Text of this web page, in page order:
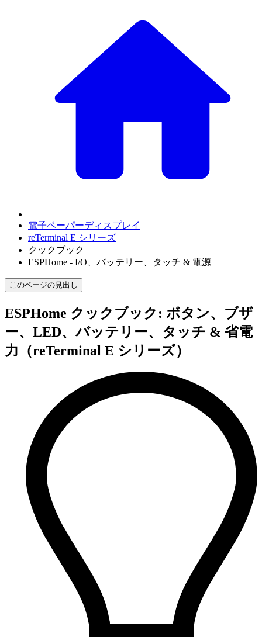
電子ペーパーディスプレイ
reTerminal E シリーズ
クックブック
ESPHome - I/O、バッテリー、タッチ & 電源
このページの見出し
ESPHome クックブック: ボタン、ブザ
ー、LED、バッテリー、タッチ & 省電
力（reTerminal E シリーズ）